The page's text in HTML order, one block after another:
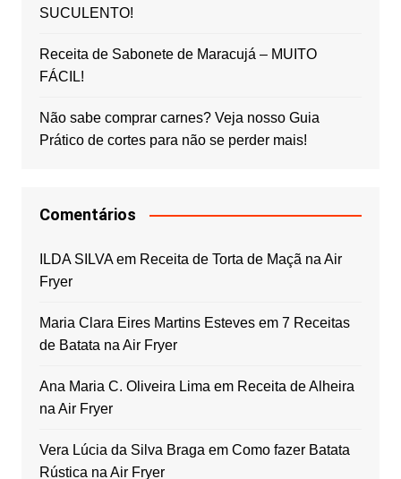
SUCULENTO!
Receita de Sabonete de Maracujá – MUITO
FÁCIL!
Não sabe comprar carnes? Veja nosso Guia
Prático de cortes para não se perder mais!
Comentários
ILDA SILVAem Receita de Torta de Maçã na Air
Fryer
Maria Clara Eires Martins Estevesem 7 Receitas
de Batata na Air Fryer
Ana Maria C. Oliveira Lima em Receita de Alheira
na Air Fryer
Vera Lúcia da Silva Braga em Como fazer Batata
Rústica na Air Fryer